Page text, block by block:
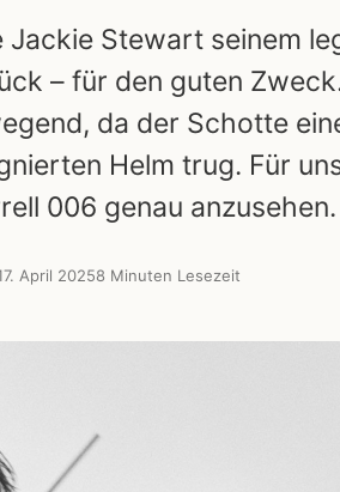
Jackie Stewart seinem
– für den guten
da der Schotte
Helm trug. Für
006 genau anzusehen.
April 20258 Minuten Lesezeit